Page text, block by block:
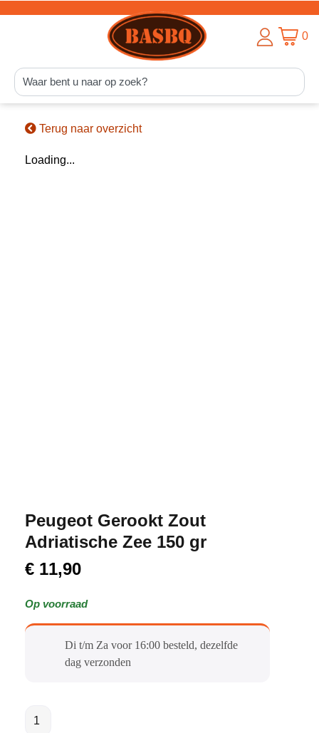
0
Terug naar overzicht
Loading...
Peugeot Gerookt Zout
Adriatische Zee 150 gr
€ 11,90
Op voorraad
Di t/m Za voor 16:00 besteld, dezelfde
dag verzonden​